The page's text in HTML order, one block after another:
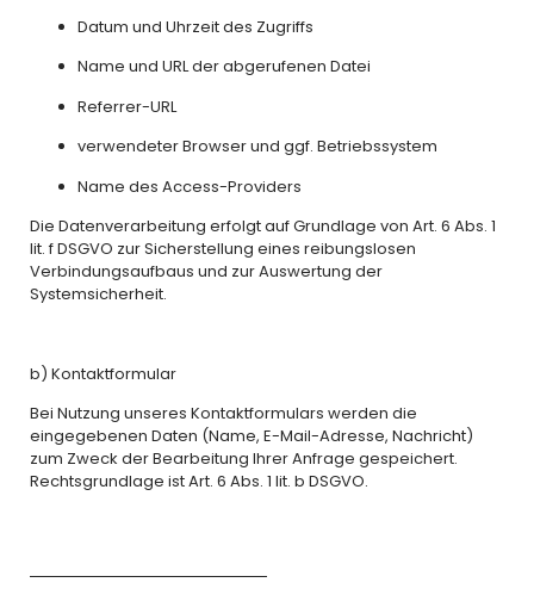
Datum und Uhrzeit des Zugriffs
Name und URL der abgerufenen Datei
Referrer-URL
verwendeter Browser und ggf. Betriebssystem
Name des Access-Providers
Die Datenverarbeitung erfolgt auf Grundlage von Art. 6 Abs. 1
lit. f DSGVO zur Sicherstellung eines reibungslosen
Verbindungsaufbaus und zur Auswertung der
Systemsicherheit.
b) Kontaktformular
Bei Nutzung unseres Kontaktformulars werden die
eingegebenen Daten (Name, E-Mail-Adresse, Nachricht)
zum Zweck der Bearbeitung Ihrer Anfrage gespeichert.
Rechtsgrundlage ist Art. 6 Abs. 1 lit. b DSGVO.